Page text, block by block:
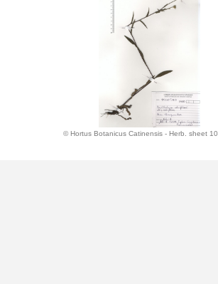
© Hortus Botanicus Catinensis - Herb. sheet